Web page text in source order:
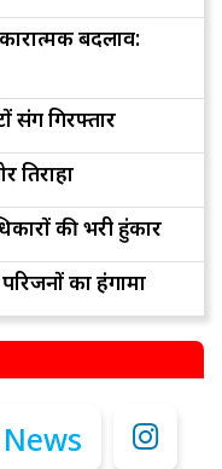
बदलाव:
संग गिरफ्तार
तिराहा
की भरी हुंकार
का हंगामा